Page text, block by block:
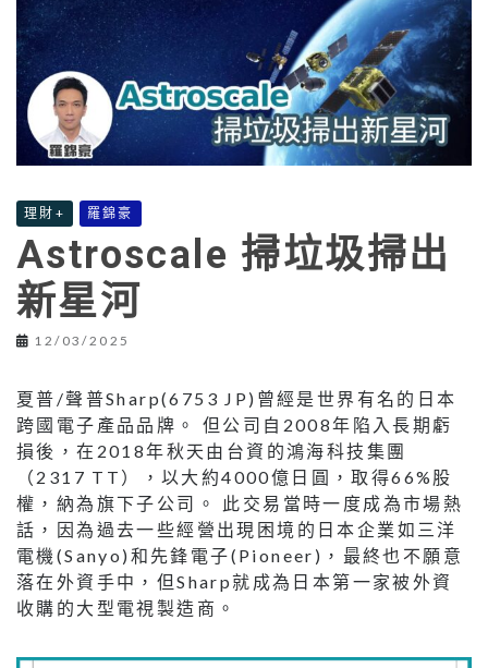
理財+ 羅錦豪
Astroscale 掃垃圾掃出
新星河
12/03/2025
夏普/聲普Sharp(6753 JP)曾經是世界有名的日本
跨國電子產品品牌。 但公司自2008年陷入長期虧
損後，在2018年秋天由台資的鴻海科技集團
（2317 TT），以大約4000億日圓，取得66%股
權，納為旗下子公司。 此交易當時一度成為市場熱
話，因為過去一些經營出現困境的日本企業如三洋
電機(Sanyo)和先鋒電子(Pioneer)，最終也不願意
落在外資手中，但Sharp就成為日本第一家被外資
收購的大型電視製造商。